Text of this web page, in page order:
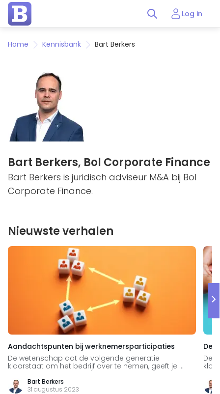
Log in
Home Kennisbank Bart Berkers
Bart Berkers, Bol Corporate Finance
Bart Berkers is juridisch adviseur M&A bij Bol
Corporate Finance.
Nieuwste verhalen
Aandachtspunten bij werknemersparticipaties
De wetenschap dat de volgende generatie
klaarstaat om het bedrijf over te nemen, geeft je ...
Bart Berkers
31 augustus 2023
De
De